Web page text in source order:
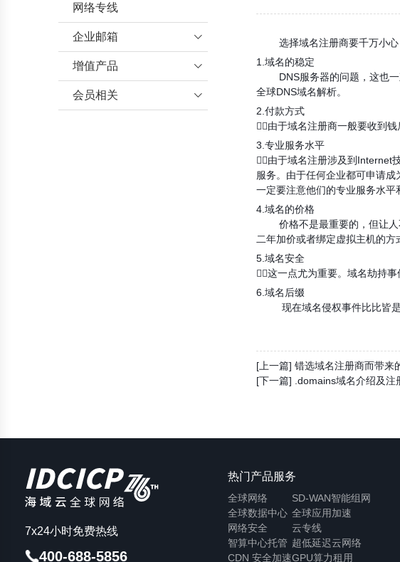
服务器托管
服务器帮助
机房介绍
海外服务器帮助
云服务器
网络专线
企业邮箱 
企业邮箱帮助
增值产品 
增值业务帮助
会员相关 
选择域名注册商要千万小心
1.域名的稳定
DNS服务器的问题，这也一
全球DNS域名解析。
2.付款方式
由于域名注册商一般要收到
3.专业服务水平
由于域名注册涉及到Internet
服务。由于任何企业都可申请
一定要注意他们的专业服务水平
4.域名的价格
价格不是最重要的，但让人不
二年加价或者绑定虚拟主机的方
5.域名安全
这一点尤为重要。域名劫持
6.域名后缀
现在域名侵权事件比比皆是
[上一篇] 错选域名注册商而带来
[下一篇] .domains域名介绍及注
7x24小时免费热线
400-688-5856
热门产品服务
全球网络
全球数据中心
网络安全
智算中心托管
CDN 安全加速
SD-WAN智能组网
全球应用加速
云专线
超低延迟云网络
GPU算力租用